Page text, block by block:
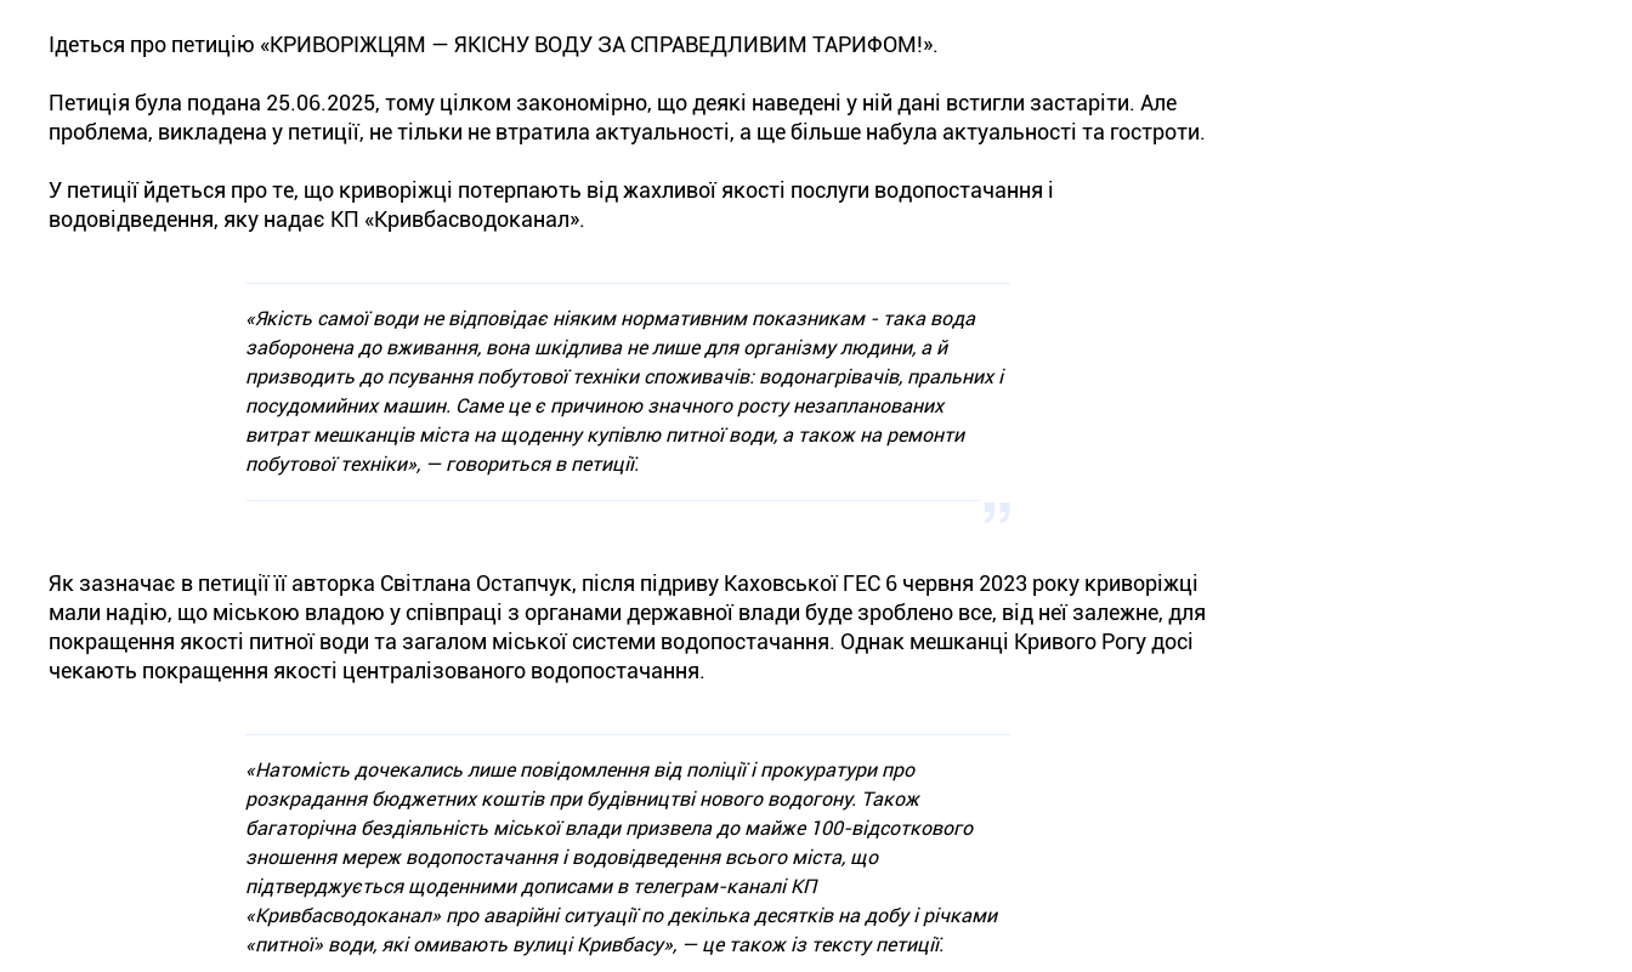
Ідеться про петицію «КРИВОРІЖЦЯМ — ЯКІСНУ ВОДУ ЗА СПРАВЕДЛИВИМ ТАРИФОМ!».
Петиція була подана 25.06.2025, тому цілком закономірно, що деякі наведені у ній дані встигли застаріти. Але
проблема, викладена у петиції, не тільки не втратила актуальності, а ще більше набула актуальності та гостроти.
У петиції йдеться про те, що криворіжці потерпають від жахливої якості послуги водопостачання і
водовідведення, яку надає КП «Кривбасводоканал».
«Якість самої води не відповідає ніяким нормативним показникам - така вода
заборонена до вживання, вона шкідлива не лише для організму людини, а й
призводить до псування побутової техніки споживачів: водонагрівачів, пральних і
посудомийних машин. Саме це є причиною значного росту незапланованих
витрат мешканців міста на щоденну купівлю питної води, а також на ремонти
побутової техніки», — говориться в петиції.
Як зазначає в петиції її авторка Світлана Остапчук, після підриву Каховської ГЕС 6 червня 2023 року криворіжці
мали надію, що міською владою у співпраці з органами державної влади буде зроблено все, від неї залежне, для
покращення якості питної води та загалом міської системи водопостачання. Однак мешканці Кривого Рогу досі
чекають покращення якості централізованого водопостачання.
«Натомість дочекались лише повідомлення від поліції і прокуратури про
розкрадання бюджетних коштів при будівництві нового водогону. Також
багаторічна бездіяльність міської влади призвела до майже 100-відсоткового
зношення мереж водопостачання і водовідведення всього міста, що
підтверджується щоденними дописами в телеграм-каналі КП
«Кривбасводоканал» про аварійні ситуації по декілька десятків на добу і річками
«питної» води, які омивають вулиці Кривбасу», — це також із тексту петиції.